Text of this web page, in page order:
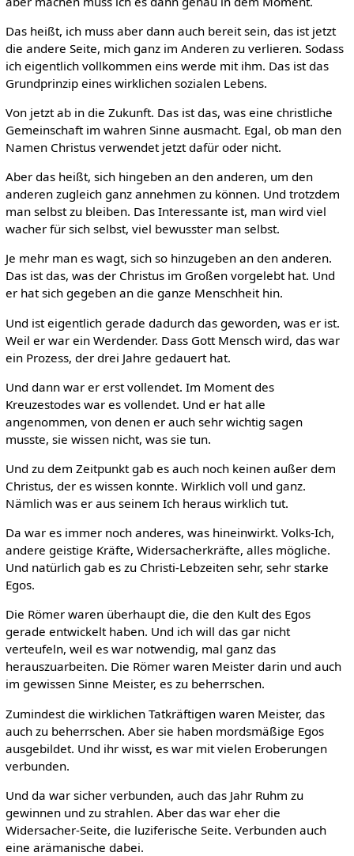
Das heißt, ich muss aber dann auch bereit sein, das ist jetzt
die andere Seite, mich ganz im Anderen zu verlieren. Sodass
ich eigentlich vollkommen eins werde mit ihm. Das ist das
Grundprinzip eines wirklichen sozialen Lebens.
Von jetzt ab in die Zukunft. Das ist das, was eine christliche
Gemeinschaft im wahren Sinne ausmacht. Egal, ob man den
Namen Christus verwendet jetzt dafür oder nicht.
Aber das heißt, sich hingeben an den anderen, um den
anderen zugleich ganz annehmen zu können. Und trotzdem
man selbst zu bleiben. Das Interessante ist, man wird viel
wacher für sich selbst, viel bewusster man selbst.
Je mehr man es wagt, sich so hinzugeben an den anderen.
Das ist das, was der Christus im Großen vorgelebt hat. Und
er hat sich gegeben an die ganze Menschheit hin.
Und ist eigentlich gerade dadurch das geworden, was er ist.
Weil er war ein Werdender. Dass Gott Mensch wird, das war
ein Prozess, der drei Jahre gedauert hat.
Und dann war er erst vollendet. Im Moment des
Kreuzestodes war es vollendet. Und er hat alle
angenommen, von denen er auch sehr wichtig sagen
musste, sie wissen nicht, was sie tun.
Und zu dem Zeitpunkt gab es auch noch keinen außer dem
Christus, der es wissen konnte. Wirklich voll und ganz.
Nämlich was er aus seinem Ich heraus wirklich tut.
Da war es immer noch anderes, was hineinwirkt. Volks-Ich,
andere geistige Kräfte, Widersacherkräfte, alles mögliche.
Und natürlich gab es zu Christi-Lebzeiten sehr, sehr starke
Egos.
Die Römer waren überhaupt die, die den Kult des Egos
gerade entwickelt haben. Und ich will das gar nicht
verteufeln, weil es war notwendig, mal ganz das
herauszuarbeiten. Die Römer waren Meister darin und auch
im gewissen Sinne Meister, es zu beherrschen.
Zumindest die wirklichen Tatkräftigen waren Meister, das
auch zu beherrschen. Aber sie haben mordsmäßige Egos
ausgebildet. Und ihr wisst, es war mit vielen Eroberungen
verbunden.
Und da war sicher verbunden, auch das Jahr Ruhm zu
gewinnen und zu strahlen. Aber das war eher die
Widersacher-Seite, die luziferische Seite. Verbunden auch
eine arämanische dabei.